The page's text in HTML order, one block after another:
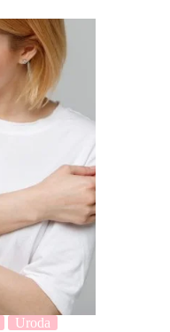
Uroda